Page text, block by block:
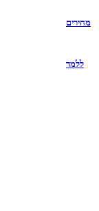
מחירים
ללמד